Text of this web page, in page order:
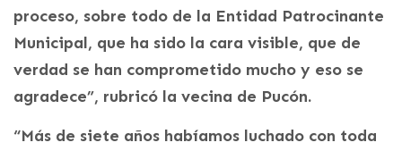
proceso, sobre todo de la Entidad Patrocinante
Municipal, que ha sido la cara visible, que de
verdad se han comprometido mucho y eso se
agradece”, rubricó la vecina de Pucón.
“Más de siete años habíamos luchado con toda